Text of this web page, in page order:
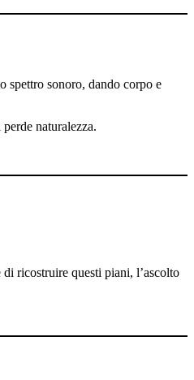
spettro sonoro, dando corpo e
naturalezza.
ricostruire questi piani, l’ascolto